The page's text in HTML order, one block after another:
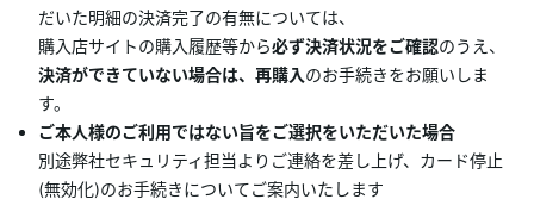
だいた明細の決済完了の有無については、
購入店サイトの購入履歴等から必ず決済状況をご確認のうえ、
決済ができていない場合は、再購入のお手続きをお願いしま
す。
ご本人様のご利用ではない旨をご選択をいただいた場合
別途弊社セキュリティ担当よりご連絡を差し上げ、カード停止
(無効化)のお手続きについてご案内いたします